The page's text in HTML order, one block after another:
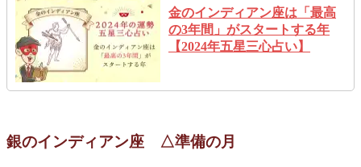
金のインディアン座は「最高
の3年間」がスタートする年
【2024年五星三心占い】
銀のインディアン座 △準備の月